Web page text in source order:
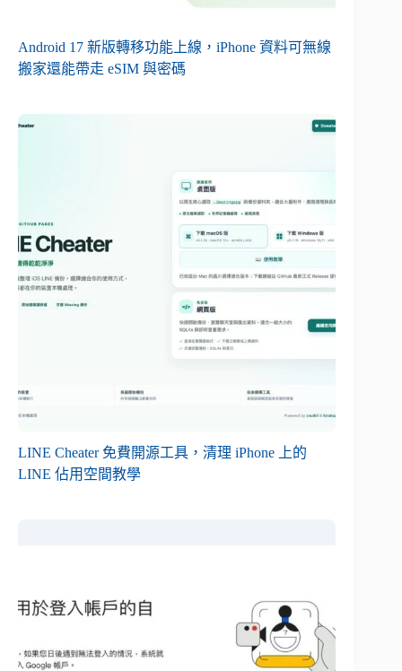
Android 17 新版轉移功能上線，iPhone 資料可無線
搬家還能帶走 eSIM 與密碼
LINE Cheater 免費開源工具，清理 iPhone 上的
LINE 佔用空間教學